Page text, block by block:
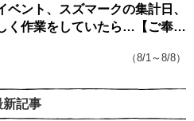
ベント、スズマークの集計日、
く作業をしていたら…【ご奉仕
（8/1～8/8）
新記事